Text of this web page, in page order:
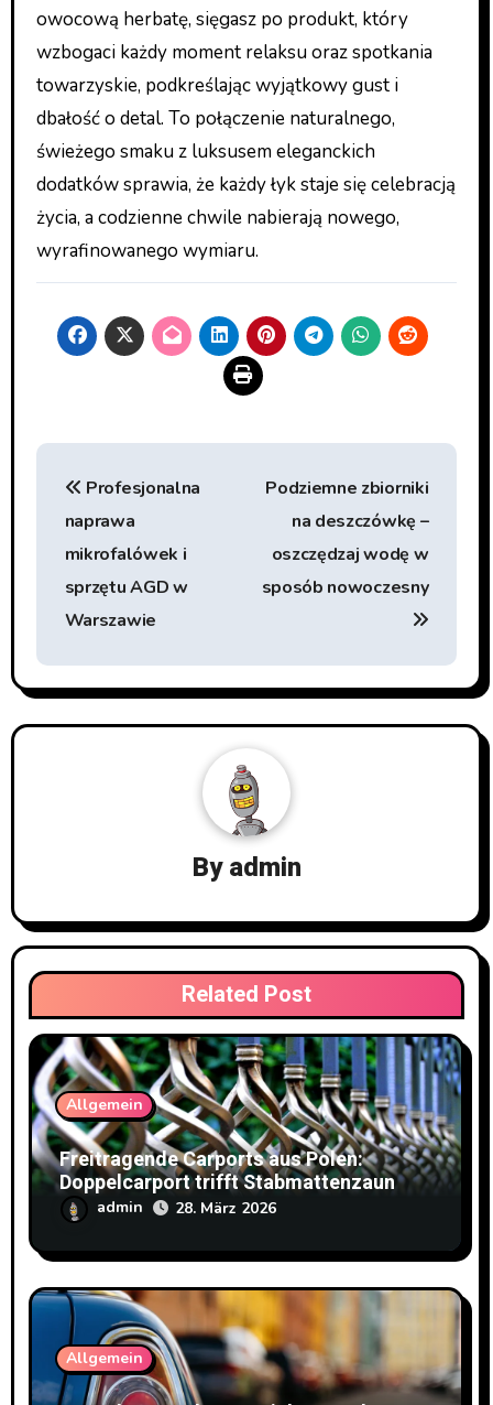
owocową herbatę, sięgasz po produkt, który
wzbogaci każdy moment relaksu oraz spotkania
towarzyskie, podkreślając wyjątkowy gust i
dbałość o detal. To połączenie naturalnego,
świeżego smaku z luksusem eleganckich
dodatków sprawia, że każdy łyk staje się celebracją
życia, a codzienne chwile nabierają nowego,
wyrafinowanego wymiaru.
Beitragsnavigation
Profesjonalna
naprawa
mikrofalówek i
sprzętu AGD w
Warszawie
Podziemne zbiorniki
na deszczówkę –
oszczędzaj wodę w
sposób nowoczesny
Byadmin
Related Post
Allgemein
Freitragende Carports aus Polen:
Doppelcarport trifft Stabmattenzaun
admin 28. März 2026
Allgemein